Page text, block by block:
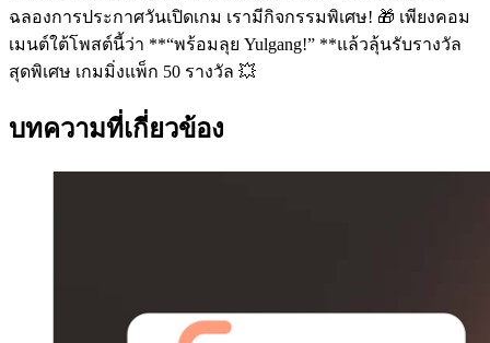
ฉลองการประกาศวันเปิดเกม เรามีกิจกรรมพิเศษ! 🎁 เพียงคอม
เมนต์ใต้โพสต์นี้ว่า **“พร้อมลุย Yulgang!” **แล้วลุ้นรับรางวัล
สุดพิเศษ เกมมิ่งแพ็ก 50 รางวัล 💥
บทความที่เกี่ยวข้อง